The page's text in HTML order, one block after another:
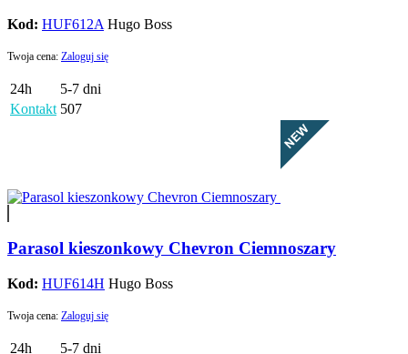
Kod: HUF612A Hugo Boss
Twoja cena: Zaloguj się
24h
5-7 dni
Kontakt 507
Parasol kieszonkowy Chevron Ciemnoszary
Kod: HUF614H Hugo Boss
Twoja cena: Zaloguj się
24h
5-7 dni